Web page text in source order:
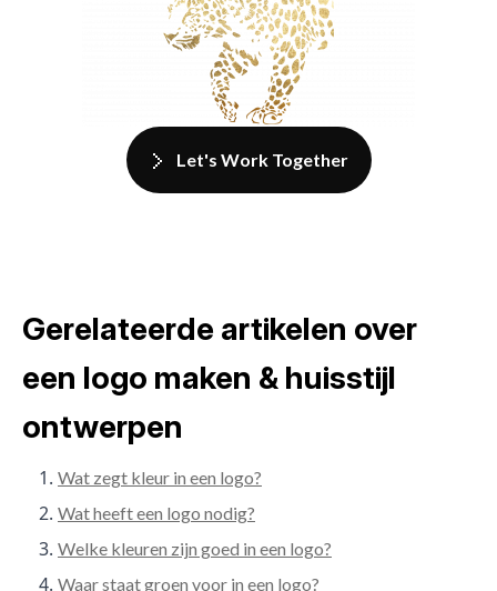
Let's Work Together
Gerelateerde artikelen over
een logo maken & huisstijl
ontwerpen
Wat zegt kleur in een logo?
Wat heeft een logo nodig?
Welke kleuren zijn goed in een logo?
Waar staat groen voor in een logo?